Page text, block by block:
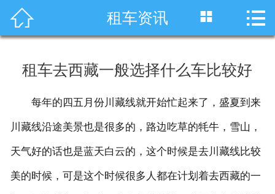
 首页
川藏线租车
服务项目
租车资讯
 租车资讯  
租车去西藏一般选择什么车比较好
每年的四五月份川藏线就开始忙起来了，盛夏到来
川藏线沿途美景也是很多的，路边吃草的牦牛，雪山，
天气好的话也是蓝天白云的，这个时候是去川藏线比较
美的时候，可是这个时候很多人都在计划着去西藏的一